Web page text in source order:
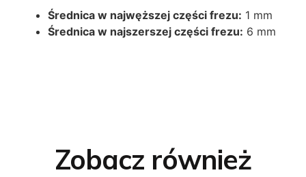
Średnica w najwęższej części frezu: 1 mm
Średnica w najszerszej części frezu: 6 mm
Zobacz również